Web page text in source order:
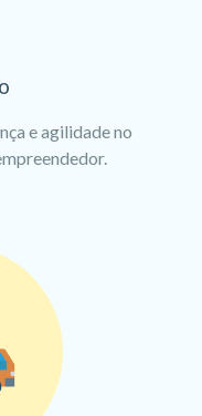
e agilidade no